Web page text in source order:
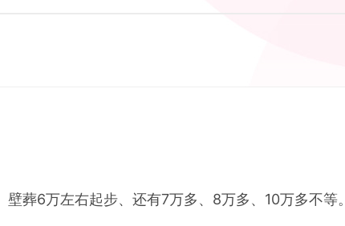
葬6万左右起步、还有7万多、8万多、10万多不等。